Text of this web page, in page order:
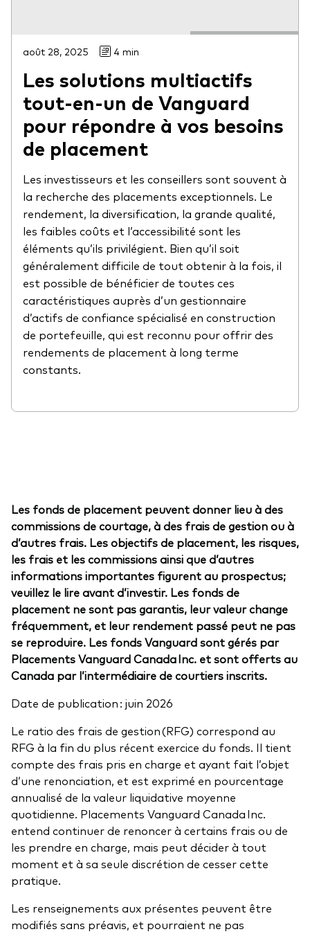
août 28, 2025 4 min
Les solutions multiactifs
tout-en-un de Vanguard
pour répondre à vos besoins
de placement
Les investisseurs et les conseillers sont souvent à
la recherche des placements exceptionnels. Le
rendement, la diversification, la grande qualité,
les faibles coûts et l’accessibilité sont les
éléments qu’ils privilégient. Bien qu’il soit
généralement difficile de tout obtenir à la fois, il
est possible de bénéficier de toutes ces
caractéristiques auprès d’un gestionnaire
d’actifs de confiance spécialisé en construction
de portefeuille, qui est reconnu pour offrir des
rendements de placement à long terme
constants.
Les fonds de placement peuvent donner lieu à des
commissions de courtage, à des frais de gestion ou à
d’autres frais. Les objectifs de placement, les risques,
les frais et les commissions ainsi que d’autres
informations importantes figurent au prospectus;
veuillez le lire avant d’investir. Les fonds de
placement ne sont pas garantis, leur valeur change
fréquemment, et leur rendement passé peut ne pas
se reproduire. Les fonds Vanguard sont gérés par
Placements Vanguard Canada Inc. et sont offerts au
Canada par l’intermédiaire de courtiers inscrits.
Date de publication : juin 2026
Le ratio des frais de gestion (RFG) correspond au
RFG à la fin du plus récent exercice du fonds. Il tient
compte des frais pris en charge et ayant fait l’objet
d’une renonciation, et est exprimé en pourcentage
annualisé de la valeur liquidative moyenne
quotidienne. Placements Vanguard Canada Inc.
entend continuer de renoncer à certains frais ou de
les prendre en charge, mais peut décider à tout
moment et à sa seule discrétion de cesser cette
pratique.
Les renseignements aux présentes peuvent être
modifiés sans préavis, et pourraient ne pas